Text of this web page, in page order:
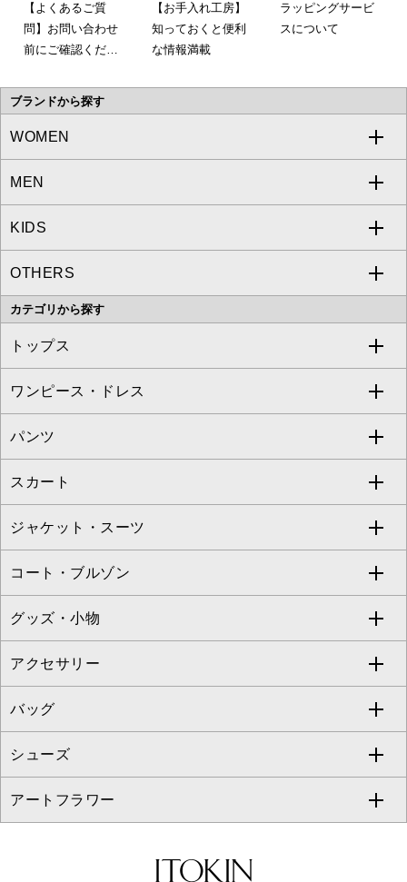
【よくあるご質
問】お問い合わせ
前にご確認くださ
【お手入れ工房】
知っておくと便利
な情報満載
ラッピングサービ
スについて
ブランドから探す
WOMEN
a.v.v
MICHEL KLEIN
MK MICHEL KLEIN
OFUON le MK
MEN
a.v.v
MICHEL KLEIN HOMME
MK MICHEL KLEIN HOMME
KIDS
a.v.v
OTHERS
MK MICHEL KLEIN BAG
カテゴリから探す
トップス
すべてのトップス
カットソー・Tシャツ
ブラウス・シャツ
ニット・セーター
カーディガン
アンサンブルセット
ベスト・ジレ
パーカー
タンクトップ・キャミソール
スウェット・ジャージー
ワンピース・ドレス
すべてのワンピース・ドレス
ワンピース
ドレス
チュニック
ジャンパースカート
その他のワンピース・ドレス
パンツ
すべてのパンツ
フルレングスパンツ
クロップド・半端丈パンツ
ガウチョ・ワイドパンツ
ハーフ・ショート丈パンツ
サロペット・オールインワン
その他のパンツ
スカート
すべてのスカート
ロング・マキシ丈スカート
ひざ丈スカート
ミモレ丈スカート
ショート・ミニ丈スカート
その他のスカート
ジャケット・スーツ
すべてのジャケット・スーツ
テーラードジャケット
ノーカラージャケット
セットアップ
セットアップジャケット
セットアップパンツ
コート・ブルゾン
すべてのコート・ブルゾン
トレンチコート
ピーコート
ダッフルコート
チェスターコート
グッズ・小物
すべてのグッズ・小物
マスク
ストール・マフラー・スヌード
ベルト・サスペンダー
アクセサリー
すべてのアクセサリー
ネックレス
ピアス・イヤリング
バッグ
すべてのバッグ
トートバッグ
シューズ
すべてのシューズ
アートフラワー